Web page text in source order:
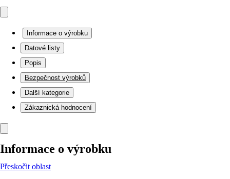
Informace o výrobku
Datové listy
Popis
Bezpečnost výrobků
Další kategorie
Zákaznická hodnocení
Informace o výrobku
Přeskočit oblast